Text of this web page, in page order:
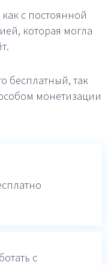
с постоянной
которая могла
бесплатный, так
монетизации
с